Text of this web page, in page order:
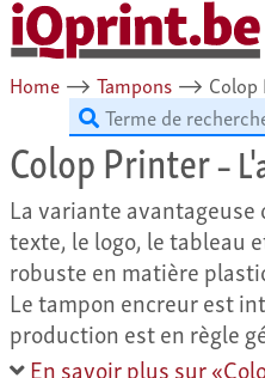
Home ⟶ Tampons ⟶
Colop Printer–
La variante
texte, le logo, le tableau
robuste en matière
Le tampon encreur est
production est en règle
En savoir plus sur